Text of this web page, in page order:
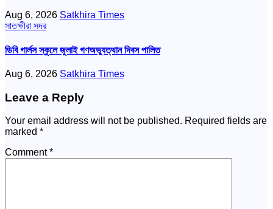
Aug 6, 2026 Satkhira Times
সাতক্ষীরা সদর
ডিবি গার্লস স্কুলে জুলাই গণঅভ্যুত্থান দিবস পালিত
Aug 6, 2026 Satkhira Times
Leave a Reply
Your email address will not be published. Required fields are
marked *
Comment*